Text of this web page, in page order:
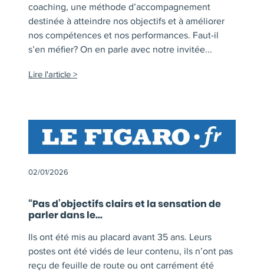
coaching, une méthode d’accompagnement
destinée à atteindre nos objectifs et à améliorer
nos compétences et nos performances. Faut-il
s’en méfier? On en parle avec notre invitée...
Lire l'article
02/01/2026
“Pas d’objectifs clairs et la sensation de
parler dans le...
Ils ont été mis au placard avant 35 ans. Leurs
postes ont été vidés de leur contenu, ils n’ont pas
reçu de feuille de route ou ont carrément été